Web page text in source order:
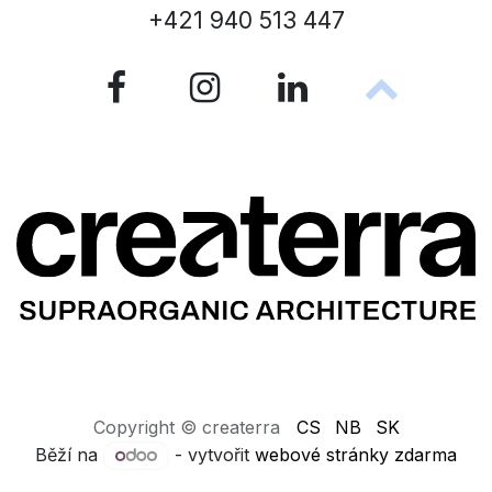
+421 940 513 447
Copyright © createrra CS NB
SK
Běží na
- vytvořit webové stránky zdarma